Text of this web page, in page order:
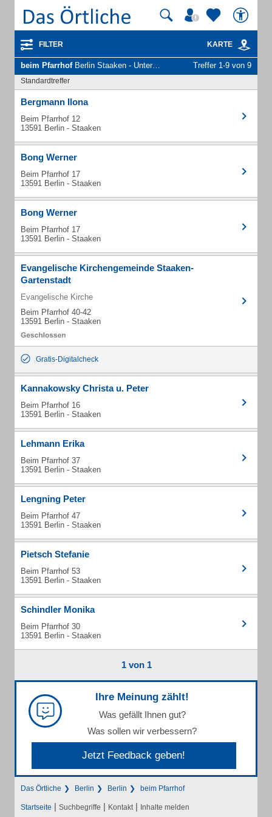
FILTER KARTE
beim PfarrhofBerlin Staaken - Unternehmen und Personen Treffer 1-9 von 9
Standardtreffer
Bergmann Ilona
Beim Pfarrhof 12
13591 Berlin - Staaken
Bong Werner
Beim Pfarrhof 17
13591 Berlin - Staaken
Bong Werner
Beim Pfarrhof 17
13591 Berlin - Staaken
Evangelische Kirchengemeinde Staaken-
Gartenstadt
Evangelische Kirche
Beim Pfarrhof 40-42
13591 Berlin - Staaken
Gratis-Digitalcheck
Kannakowsky Christa u. Peter
Beim Pfarrhof 16
13591 Berlin - Staaken
Lehmann Erika
Beim Pfarrhof 37
13591 Berlin - Staaken
Lengning Peter
Beim Pfarrhof 47
13591 Berlin - Staaken
Pietsch Stefanie
Beim Pfarrhof 53
13591 Berlin - Staaken
Schindler Monika
Beim Pfarrhof 30
13591 Berlin - Staaken
1 von 1
Ihre Meinung zählt!
Was gefällt Ihnen gut?
Was sollen wir verbessern?
Jetzt Feedback geben!
Das Örtliche Berlin Berlin beim Pfarrhof
Startseite | Suchbegriffe | Kontakt | Inhalte melden